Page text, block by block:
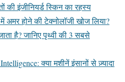
की इंजीनियर्ड स्किन का रहस्य
अमर होने की टेक्नोलॉजी खोज लिया?
है? जानिए पृथ्वी की 3 सबसे
क्या मशीनें इंसानों से ज़्यादा